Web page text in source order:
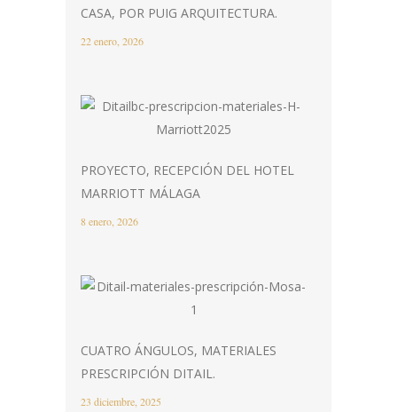
CASA, POR PUIG ARQUITECTURA.
22 enero, 2026
PROYECTO, RECEPCIÓN DEL HOTEL
MARRIOTT MÁLAGA
8 enero, 2026
CUATRO ÁNGULOS, MATERIALES
PRESCRIPCIÓN DITAIL.
23 diciembre, 2025